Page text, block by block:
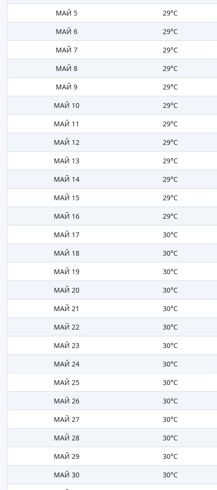
МАЙ 5
29°C
МАЙ 6
29°C
МАЙ 7
29°C
МАЙ 8
29°C
МАЙ 9
29°C
МАЙ 10
29°C
МАЙ 11
29°C
МАЙ 12
29°C
МАЙ 13
29°C
МАЙ 14
29°C
МАЙ 15
29°C
МАЙ 16
29°C
МАЙ 17
30°C
МАЙ 18
30°C
МАЙ 19
30°C
МАЙ 20
30°C
МАЙ 21
30°C
МАЙ 22
30°C
МАЙ 23
30°C
МАЙ 24
30°C
МАЙ 25
30°C
МАЙ 26
30°C
МАЙ 27
30°C
МАЙ 28
30°C
МАЙ 29
30°C
МАЙ 30
30°C